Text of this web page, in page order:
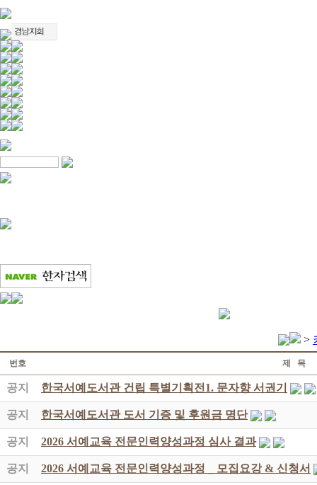
>
번호 제 목
공지 한국서예도서관 건립 특별기획전1. 문자향 서권기
공지 한국서예도서관 도서 기증 및 후원금 명단
공지 2026 서예교육 전문인력양성과정 심사 결과
공지 2026 서예교육 전문인력양성과정 _ 모집요강 & 신청서